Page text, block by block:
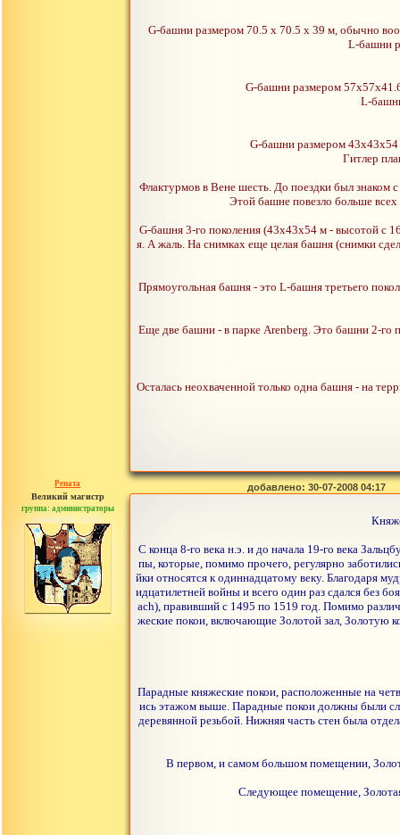
G-башни размером 70.5 х 70.5 х 39 м, обычно
L-башни
G-башни размером
L-
G-башни размером
Гитлер
Флактурмов в Вене шесть. До поездки был знаком
Этой башне повезло больше
G-башня 3-го поколения (43х43х54 м - высотой с
я. А жаль. На снимках еще целая башня (снимки
Прямоугольная башня - это L-башня третьего
Еще две башни - в парке Arenberg. Это башни 2-го
Осталась неохваченной только одна башня - на
Рената
Великий магистр
группа: администраторы
сообщений: 30442
добавлено: 30-07-2008 04:17
С конца 8-го века н.э. и до начала 19-го века
пы, которые, помимо прочего, регулярно
йки относятся к одиннадцатому веку. Благодаря
идцатилетней войны и всего один раз сдался без
ach), правивший с 1495 по 1519 год. Помимо
жеские покои, включающие Золотой зал, Золотую
Парадные княжеские покои, расположенные на
ись этажом выше. Парадные покои должны были
деревянной резьбой. Нижняя часть стен была
В первом, и самом большом помещении,
Следующее помещение,